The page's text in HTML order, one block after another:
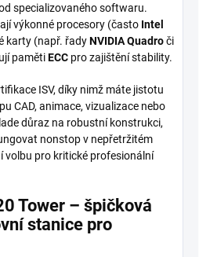
specializovaného softwaru.
výkonné procesory (často Intel
karty (např. řadyNVIDIA Quadroči
pamětiECC pro zajištění stability.
ISV, díky nimž máte jistotu
CAD, animace, vizualizace nebo
důraz na robustní konstrukci,
nonstop v nepřetržitém
volbu pro kritické profesionální
Tower – špičková
stanice pro